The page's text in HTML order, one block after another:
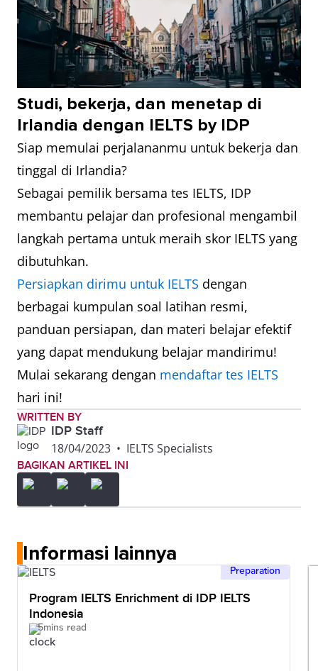
Studi, bekerja, dan menetap di
Irlandia dengan IELTS by IDP
Siap memulai perjalananmu untuk bekerja dan
tinggal di Irlandia?
Sebagai pemilik bersama tes IELTS, IDP
membantu pelajar dan profesional mengambil
langkah pertama untuk meraih skor IELTS yang
dibutuhkan.
Persiapkan dirimu untuk IELTS dengan
berbagai kumpulan soal latihan resmi,
panduan persiapan, dan materi belajar efektif
yang dapat mendukung belajar mandirimu!
Mulai sekarang dengan mendaftar tes IELTS
hari ini!
WRITTEN BY
IDP Staff
18/04/2023 • IELTS Specialists
BAGIKAN ARTIKEL INI
Informasi lainnya
Preparation
Program IELTS Enrichment di IDP IELTS
Indonesia
5mins read